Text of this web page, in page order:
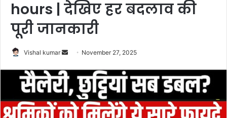
hours | देखिए हर बदलाव की
पूरी जानकारी
Vishal kumar
Send
email
November 27, 2025